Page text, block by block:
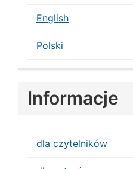
English
Polski
Informacje
dla czytelników